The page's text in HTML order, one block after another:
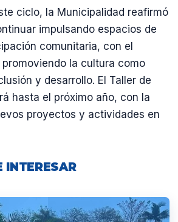
ciclo, la Municipalidad reafirmó
impulsando espacios de
comunitaria, con el
la cultura como
y desarrollo. El Taller de
hasta el próximo año, con la
proyectos y actividades en
INTERESAR